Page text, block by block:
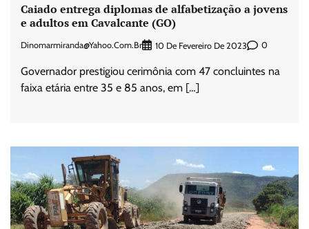
Caiado entrega diplomas de alfabetização a jovens
e adultos em Cavalcante (GO)
Dinomarmiranda@yahoo.com.br 10 De Fevereiro De 2023 0
Governador prestigiou cerimônia com 47 concluintes na
faixa etária entre 35 e 85 anos, em […]